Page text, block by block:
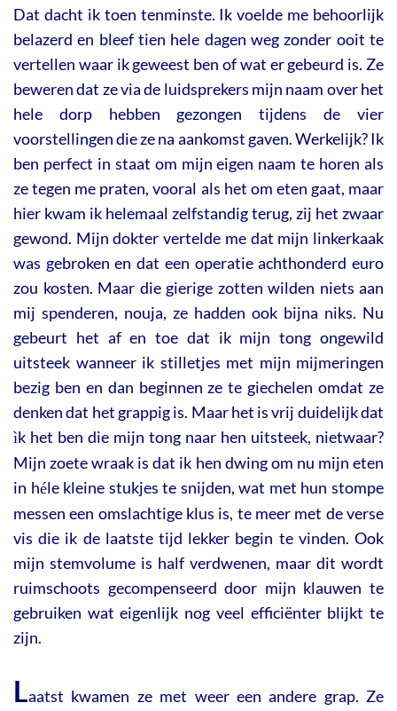
Dat dacht ik toen tenminste. Ik voelde me behoorlijk
belazerd en bleef tien hele dagen weg zonder ooit te
vertellen waar ik geweest ben of wat er gebeurd is. Ze
beweren dat ze via de luidsprekers mijn naam over het
hele dorp hebben gezongen tijdens de vier
voorstellingen die ze na aankomst gaven. Werkelijk? Ik
ben perfect in staat om mijn eigen naam te horen als
ze tegen me praten, vooral als het om eten gaat, maar
hier kwam ik helemaal zelfstandig terug, zij het zwaar
gewond. Mijn dokter vertelde me dat mijn linkerkaak
was gebroken en dat een operatie achthonderd euro
zou kosten. Maar die gierige zotten wilden niets aan
mij spenderen, nouja, ze hadden ook bijna niks. Nu
gebeurt het af en toe dat ik mijn tong ongewild
uitsteek wanneer ik stilletjes met mijn mijmeringen
bezig ben en dan beginnen ze te giechelen omdat ze
denken dat het grappig is. Maar het is vrij duidelijk dat
ìk het ben die mijn tong naar hen uitsteek, nietwaar?
Mijn zoete wraak is dat ik hen dwing om nu mijn eten
in héle kleine stukjes te snijden, wat met hun stompe
messen een omslachtige klus is, te meer met de verse
vis die ik de laatste tijd lekker begin te vinden. Ook
mijn stemvolume is half verdwenen, maar dit wordt
ruimschoots gecompenseerd door mijn klauwen te
gebruiken wat eigenlijk nog veel efficiënter blijkt te
zijn.
Laatst kwamen ze met weer een andere grap. Ze